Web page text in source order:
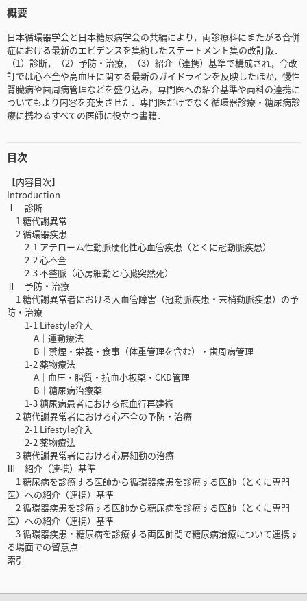
概要
日本循環器学会と日本糖尿病学会の共編により，両診療科にまたがる合併
症における最新のエビデンスを集約したステートメント集の改訂版．
（1）診断，（2）予防・治療，（3）紹介（連携）基準で構成され，今改
訂では心不全や高血圧に関する最新のガイドラインを反映したほか，慢性
腎臓病や歯周病管理などを盛り込み，専門医への紹介基準や両科の連携に
ついてもより内容を充実させた．専門医だけでなく循環器診療・糖尿病診
療に携わるすべての医師に役立つ書籍．
目次
【内容目次】
Introduction
Ⅰ 診断
1 糖代謝異常
2 循環器疾患
2-1 アテローム性動脈硬化性心血管疾患（とくに冠動脈疾患）
2-2 心不全
2-3 不整脈（心房細動と心臓突然死）
Ⅱ 予防・治療
1 糖代謝異常者における大血管障害（冠動脈疾患・末梢動脈疾患）の予
防・治療
1-1 Lifestyle介入
A│運動療法
B│禁煙・栄養・食事（体重管理を含む）・歯周病管理
1-2 薬物療法
A│血圧・脂質・抗血小板薬・CKD管理
B│糖尿病治療薬
1-3 糖尿病患者における冠血行再建術
2 糖代謝異常者における心不全の予防・治療
2-1 Lifestyle介入
2-2 薬物療法
3 糖代謝異常者における心房細動の治療
Ⅲ 紹介（連携）基準
1 糖尿病を診療する医師から循環器疾患を診療する医師（とくに専門
医）への紹介（連携）基準
2 循環器疾患を診療する医師から糖尿病を診療する医師（とくに専門
医）への紹介（連携）基準
3 循環器疾患・糖尿病を診療する両医師間で糖尿病治療について連携す
る場面での留意点
索引